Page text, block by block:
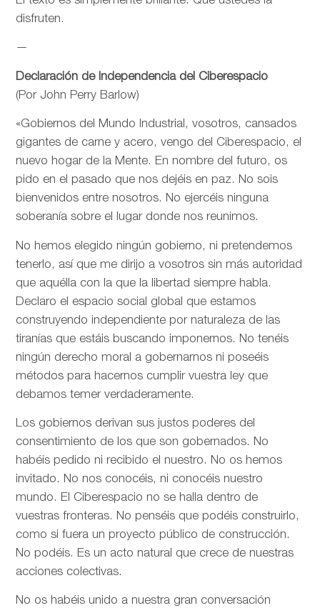
disfruten.
—
Declaración de Independencia del Ciberespacio
(Por John Perry Barlow)
«Gobiernos del Mundo Industrial, vosotros, cansados
gigantes de carne y acero, vengo del Ciberespacio, el
nuevo hogar de la Mente. En nombre del futuro, os
pido en el pasado que nos dejéis en paz. No sois
bienvenidos entre nosotros. No ejercéis ninguna
soberanía sobre el lugar donde nos reunimos.
No hemos elegido ningún gobierno, ni pretendemos
tenerlo, así que me dirijo a vosotros sin más autoridad
que aquélla con la que la libertad siempre habla.
Declaro el espacio social global que estamos
construyendo independiente por naturaleza de las
tiranías que estáis buscando imponernos. No tenéis
ningún derecho moral a gobernarnos ni poseéis
métodos para hacernos cumplir vuestra ley que
debamos temer verdaderamente.
Los gobiernos derivan sus justos poderes del
consentimiento de los que son gobernados. No
habéis pedido ni recibido el nuestro. No os hemos
invitado. No nos conocéis, ni conocéis nuestro
mundo. El Ciberespacio no se halla dentro de
vuestras fronteras. No penséis que podéis construirlo,
como si fuera un proyecto público de construcción.
No podéis. Es un acto natural que crece de nuestras
acciones colectivas.
No os habéis unido a nuestra gran conversación